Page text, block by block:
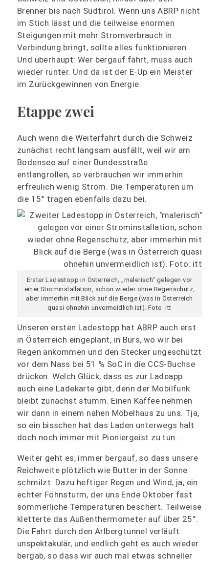
Brenner bis nach Südtirol. Wenn uns ABRP nicht
im Stich lässt und die teilweise enormen
Steigungen mit mehr Stromverbrauch in
Verbindung bringt, sollte alles funktionieren.
Und überhaupt: Wer bergauf fährt, muss auch
wieder runter. Und da ist der E-Up ein Meister
im Zurückgewinnen von Energie.
Etappe zwei
Auch wenn die Weiterfahrt durch die Schweiz
zunächst recht langsam ausfällt, weil wir am
Bodensee auf einer Bundesstraße
entlangrollen, so verbrauchen wir immerhin
erfreulich wenig Strom. Die Temperaturen um
die 15° tragen ebenfalls dazu bei.
Erster Ladestopp in Österreich, „malerisch“ gelegen vor
einer Strominstallation, schon wieder ohne Regenschutz,
aber immerhin mit Blick auf die Berge (was in Österreich
quasi ohnehin unvermeidlich ist). Foto: itt
Unseren ersten Ladestopp hat ABRP auch erst
in Österreich eingeplant, in Bürs, wo wir bei
Regen ankommen und den Stecker ungeschützt
vor dem Nass bei 51 % SoC in die CCS-Buchse
drücken. Welch Glück, dass es zur Ladeapp
auch eine Ladekarte gibt, denn der Mobilfunk
bleibt zunächst stumm. Einen Kaffee nehmen
wir dann in einem nahen Möbelhaus zu uns. Tja,
so ein bisschen hat das Laden unterwegs halt
doch noch immer mit Pioniergeist zu tun…
Weiter geht es, immer bergauf, so dass unsere
Reichweite plötzlich wie Butter in der Sonne
schmilzt. Dazu heftiger Regen und Wind, ja, ein
echter Föhnsturm, der uns Ende Oktober fast
sommerliche Temperaturen beschert. Teilweise
kletterte das Außenthermometer auf über 25°.
Die Fahrt durch den Arlbergtunnel verläuft
unspektakulär, und endlich geht es auch wieder
bergab, so dass wir auch mal etwas schneller